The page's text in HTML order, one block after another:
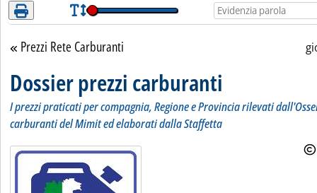
Torna alla sezione
Prezzi Rete Carburanti
Dossier prezzi carburanti
I prezzi praticati per compagnia, Regione e Provincia rilevati
carburanti del Mimit ed elaborati dalla Staffetta